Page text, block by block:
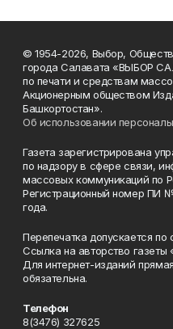
© 1954-2026, Выбор,
города Салавата «ВЫБОР
по печати и средствам
Акционерным обществом
Башкортостан».
Об использовании
Газета зарегистрирована
по надзору в сфере связи,
массовых коммуникаций по
Регистрационный номер ПИ
года.
Перепечатка допускается
Ссылка на авторство
Для интернет-изданий
обязательна.
Телефон
8(3476) 327625